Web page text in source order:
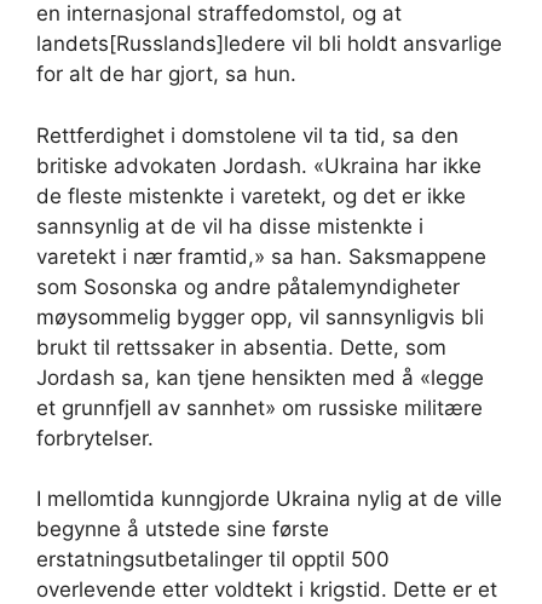
en internasjonal straffedomstol, og at
landets[Russlands]ledere vil bli holdt ansvarlige
for alt de har gjort, sa hun.
Rettferdighet i domstolene vil ta tid, sa den
britiske advokaten Jordash. «Ukraina har ikke
de fleste mistenkte i varetekt, og det er ikke
sannsynlig at de vil ha disse mistenkte i
varetekt i nær framtid,» sa han. Saksmappene
som Sosonska og andre påtalemyndigheter
møysommelig bygger opp, vil sannsynligvis bli
brukt til rettssaker in absentia. Dette, som
Jordash sa, kan tjene hensikten med å «legge
et grunnfjell av sannhet» om russiske militære
forbrytelser.
I mellomtida kunngjorde Ukraina nylig at de ville
begynne å utstede sine første
erstatningsutbetalinger til opptil 500
overlevende etter voldtekt i krigstid. Dette er et